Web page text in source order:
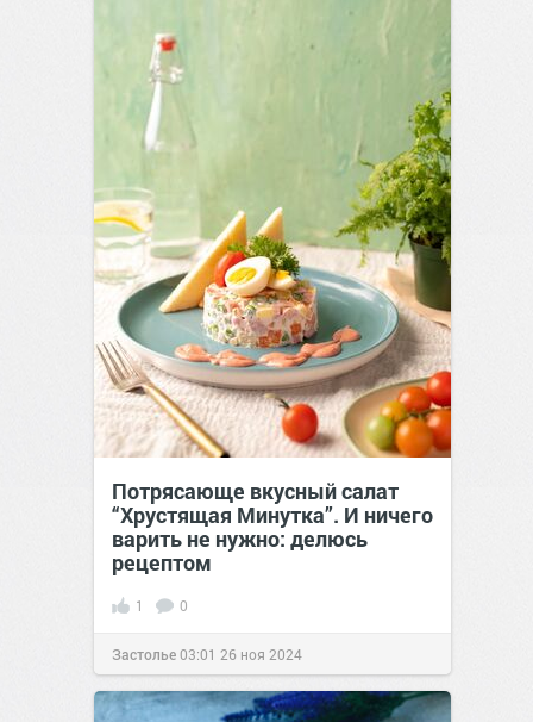
Потрясающе вкусный салат
“Хрустящая Минутка”. И ничего
варить не нужно: делюсь
рецептом
1 0
Застолье03:01 26 ноя 2024